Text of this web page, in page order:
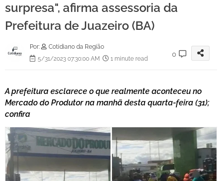
surpresa", afirma assessoria da
Prefeitura de Juazeiro (BA)
Por:
Cotidiano da Região
5/31/2023 07:30:00 AM
1 minute read
0
A prefeitura esclarece o que realmente aconteceu no
Mercado do Produtor na manhã desta quarta-feira (31);
confira